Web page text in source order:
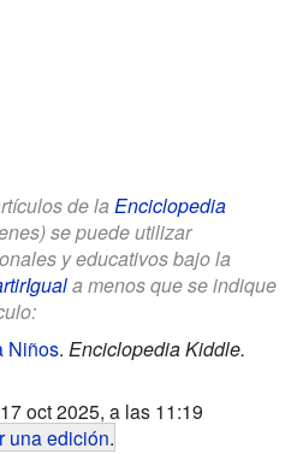
de la Enciclopedia
se puede utilizar
y educativos bajo la
a menos que se indique
Niños. Enciclopedia Kiddle.
oct 2025, a las 11:19
una edición.